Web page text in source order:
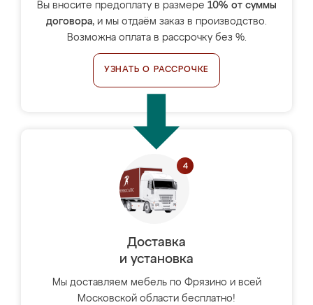
Вы вносите предоплату в размере 10% от суммы
договора, и мы отдаём заказ в производство.
Возможна оплата в рассрочку без %.
УЗНАТЬ О РАССРОЧКЕ
Доставка
и установка
Мы доставляем мебель по Фрязино и всей
Московской области бесплатно!